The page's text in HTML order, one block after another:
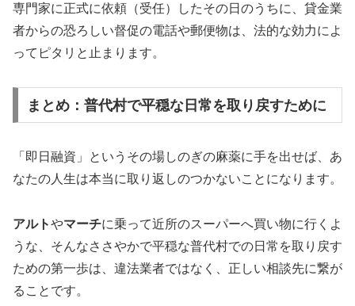
専門家に正式に依頼（受任）したその日のうちに、貸金業
者からの恐ろしい督促の電話や郵便物は、法的な効力によ
ってピタリと止まります。
まとめ：普代村で平穏な日常を取り戻すために
「即日融資」というその場しのぎの麻薬に手を出せば、あ
なたの人生は本当に取り返しのつかないことになります。
アルトやマーチに乗って近所のスーパーへ買い物に行くよ
うな、そんなささやかで平穏な普代村での日常を取り戻す
ための第一歩は、違法業者ではなく、正しい相談先に繋が
ることです。